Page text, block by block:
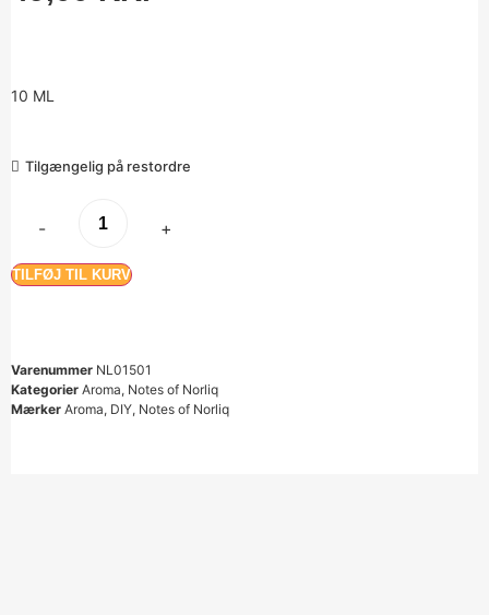
10 ML
Tilgængelig på restordre
- +
TILFØJ TIL KURV
Varenummer NL01501
Kategorier Aroma, Notes of Norliq
Mærker Aroma, DIY, Notes of Norliq